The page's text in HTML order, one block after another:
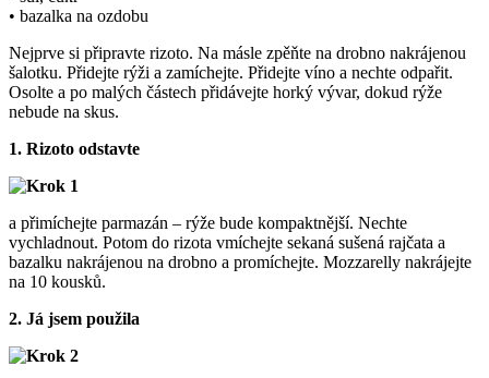
• bazalka na ozdobu
Nejprve si připravte rizoto. Na másle zpěňte na drobno nakrájenou
šalotku. Přidejte rýži a zamíchejte. Přidejte víno a nechte odpařit.
Osolte a po malých částech přidávejte horký vývar, dokud rýže
nebude na skus.
1. Rizoto odstavte
a přimíchejte parmazán – rýže bude kompaktnější. Nechte
vychladnout. Potom do rizota vmíchejte sekaná sušená rajčata a
bazalku nakrájenou na drobno a promíchejte. Mozzarelly nakrájejte
na 10 kousků.
2. Já jsem použila